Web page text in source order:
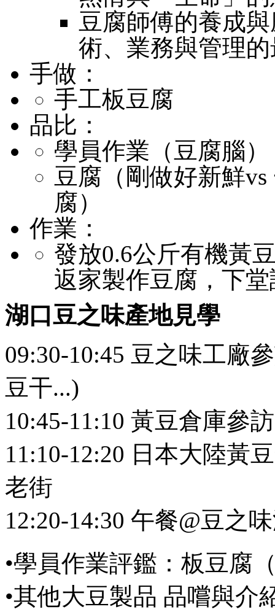
豆腐師傅的養成
術、業務與管理
手做：
手工板豆腐
品比：
學員作業（豆腐腦）
豆腐（剛做好新鮮
腐）
作業：
發放0.6公斤有機黃
返家製作豆腐，下
湖口豆之味產地見學
09:30-10:45 豆之味工廠
豆干...)
10:45-11:10 黃豆倉庫參訪
11:10-12:20 日本大陸黃
老街
12:20-14:30 午餐@豆之
•學員作業評鑑：板豆腐
•其他大豆製品 品嚐與介